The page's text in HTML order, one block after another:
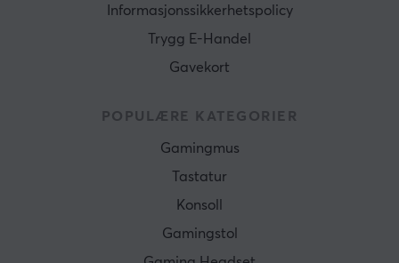
Informasjonssikkerhetspolicy
Trygg E-Handel
Gavekort
POPULÆRE KATEGORIER
Gamingmus
Tastatur
Konsoll
Gamingstol